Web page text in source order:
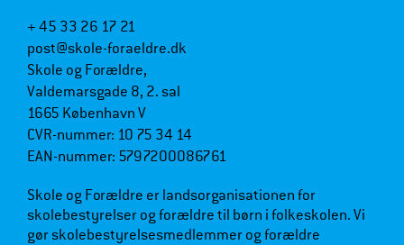
+ 45 33 26 17 21
post@skole-foraeldre.dk
Skole og Forældre,
Valdemarsgade 8, 2. sal
1665 København V
CVR-nummer: 10 75 34 14
EAN-nummer: 5797200086761
Skole og Forældre er landsorganisationen for
skolebestyrelser og forældre til børn i folkeskolen. Vi
gør skolebestyrelsesmedlemmer og forældre